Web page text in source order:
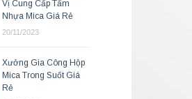
Vị Cung Cấp Tấm
Nhựa Mica Giá Rẻ
20/11/2023
Xưởng Gia Công Hộp
Mica Trong Suốt Giá
Rẻ